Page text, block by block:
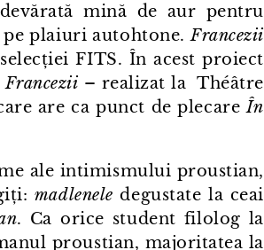
mină de aur pentru
pe plaiuri autohtone.Francezii
FITS. În acest proiect
Francezii – realizat la Théâtre
are ca punct de plecareÎn
ale intimismului proustian,
madlenele degustate la ceai
. Ca orice student filolog la
proustian, majoritatea la